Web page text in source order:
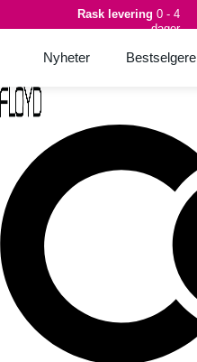
Rask levering 0 - 4
dager
Nyheter Bestselgere